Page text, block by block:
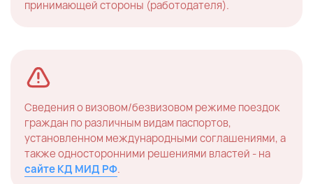
принимающей стороны (работодателя).
Сведения о визовом/безвизовом режиме поездок
граждан по различным видам паспортов,
установленном международными соглашениями, а
также односторонними решениями властей - на
сайте КД МИД РФ.